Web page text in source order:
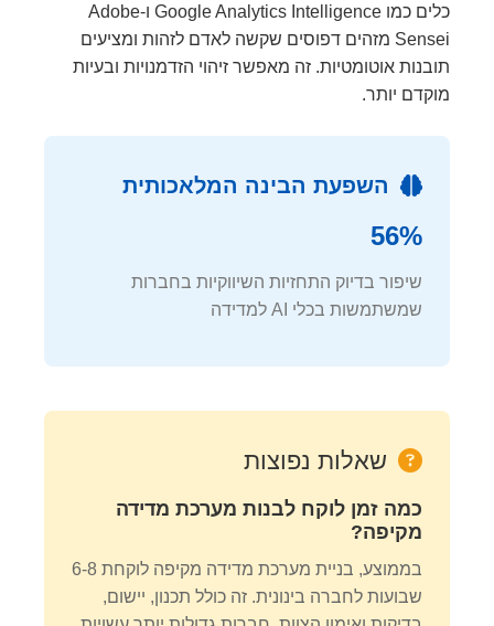
כלים כמו Google Analytics Intelligence ו-Adobe
Sensei מזהים דפוסים שקשה לאדם לזהות ומציעים
תובנות אוטומטיות. זה מאפשר זיהוי הזדמנויות ובעיות
מוקדם יותר.
השפעת הבינה המלאכותית
56%
שיפור בדיוק התחזיות השיווקיות בחברות
שמשתמשות בכלי AI למדידה
שאלות נפוצות
כמה זמן לוקח לבנות מערכת מדידה
מקיפה?
בממוצע, בניית מערכת מדידה מקיפה לוקחת 6-8
שבועות לחברה בינונית. זה כולל תכנון, יישום,